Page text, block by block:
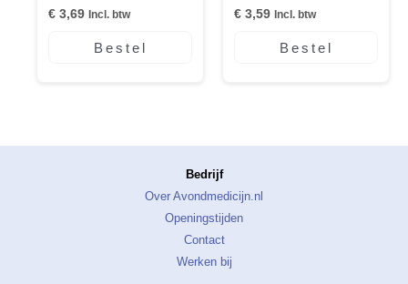
€ 3,69 Incl. btw
Bestel
€ 3,59 Incl. btw
Bestel
Bedrijf
Over Avondmedicijn.nl
Openingstijden
Contact
Werken bij